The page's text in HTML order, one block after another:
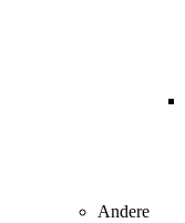
Andere